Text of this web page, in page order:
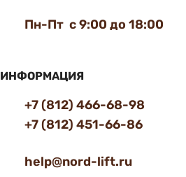
Пн-Пт с 9:00 до 18:00
ИНФОРМАЦИЯ
+7 (812) 466-68-98
+7 (812) 451-66-86
help@nord-lift.ru